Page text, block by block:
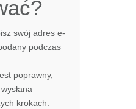
swój adres e-
podczas
poprawny,
krokach.